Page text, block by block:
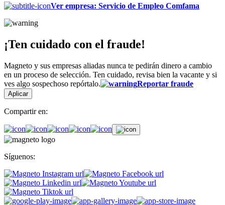
Ver empresa: Servicio de Empleo Comfama
¡Ten cuidado con el fraude!
Magneto y sus empresas aliadas nunca te pedirán dinero a cambio
en un proceso de selección. Ten cuidado, revisa bien la vacante y si
ves algo sospechoso repórtalo.
Reportar fraude
Aplicar
Compartir en:
Síguenos: